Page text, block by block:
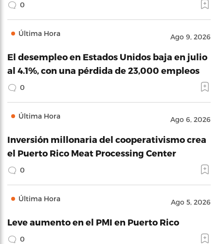
0
Última Hora Ago 9, 2026
El desempleo en Estados Unidos baja en julio
al 4.1%, con una pérdida de 23,000 empleos
0
Última Hora Ago 6, 2026
Inversión millonaria del cooperativismo crea
el Puerto Rico Meat Processing Center
0
Última Hora Ago 5, 2026
Leve aumento en el PMI en Puerto Rico
0